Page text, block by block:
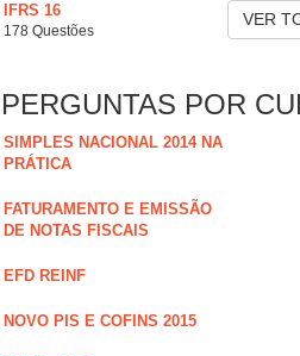
IFRS 16
178 Questões
VER
PERGUNTAS POR
SIMPLES NACIONAL 2014 NA
PRÁTICA
FATURAMENTO E EMISSÃO
DE NOTAS FISCAIS
EFD REINF
NOVO PIS E COFINS 2015